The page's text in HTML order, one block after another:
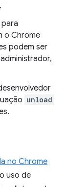
o Chrome
podem ser
unload
no Chrome
uso de